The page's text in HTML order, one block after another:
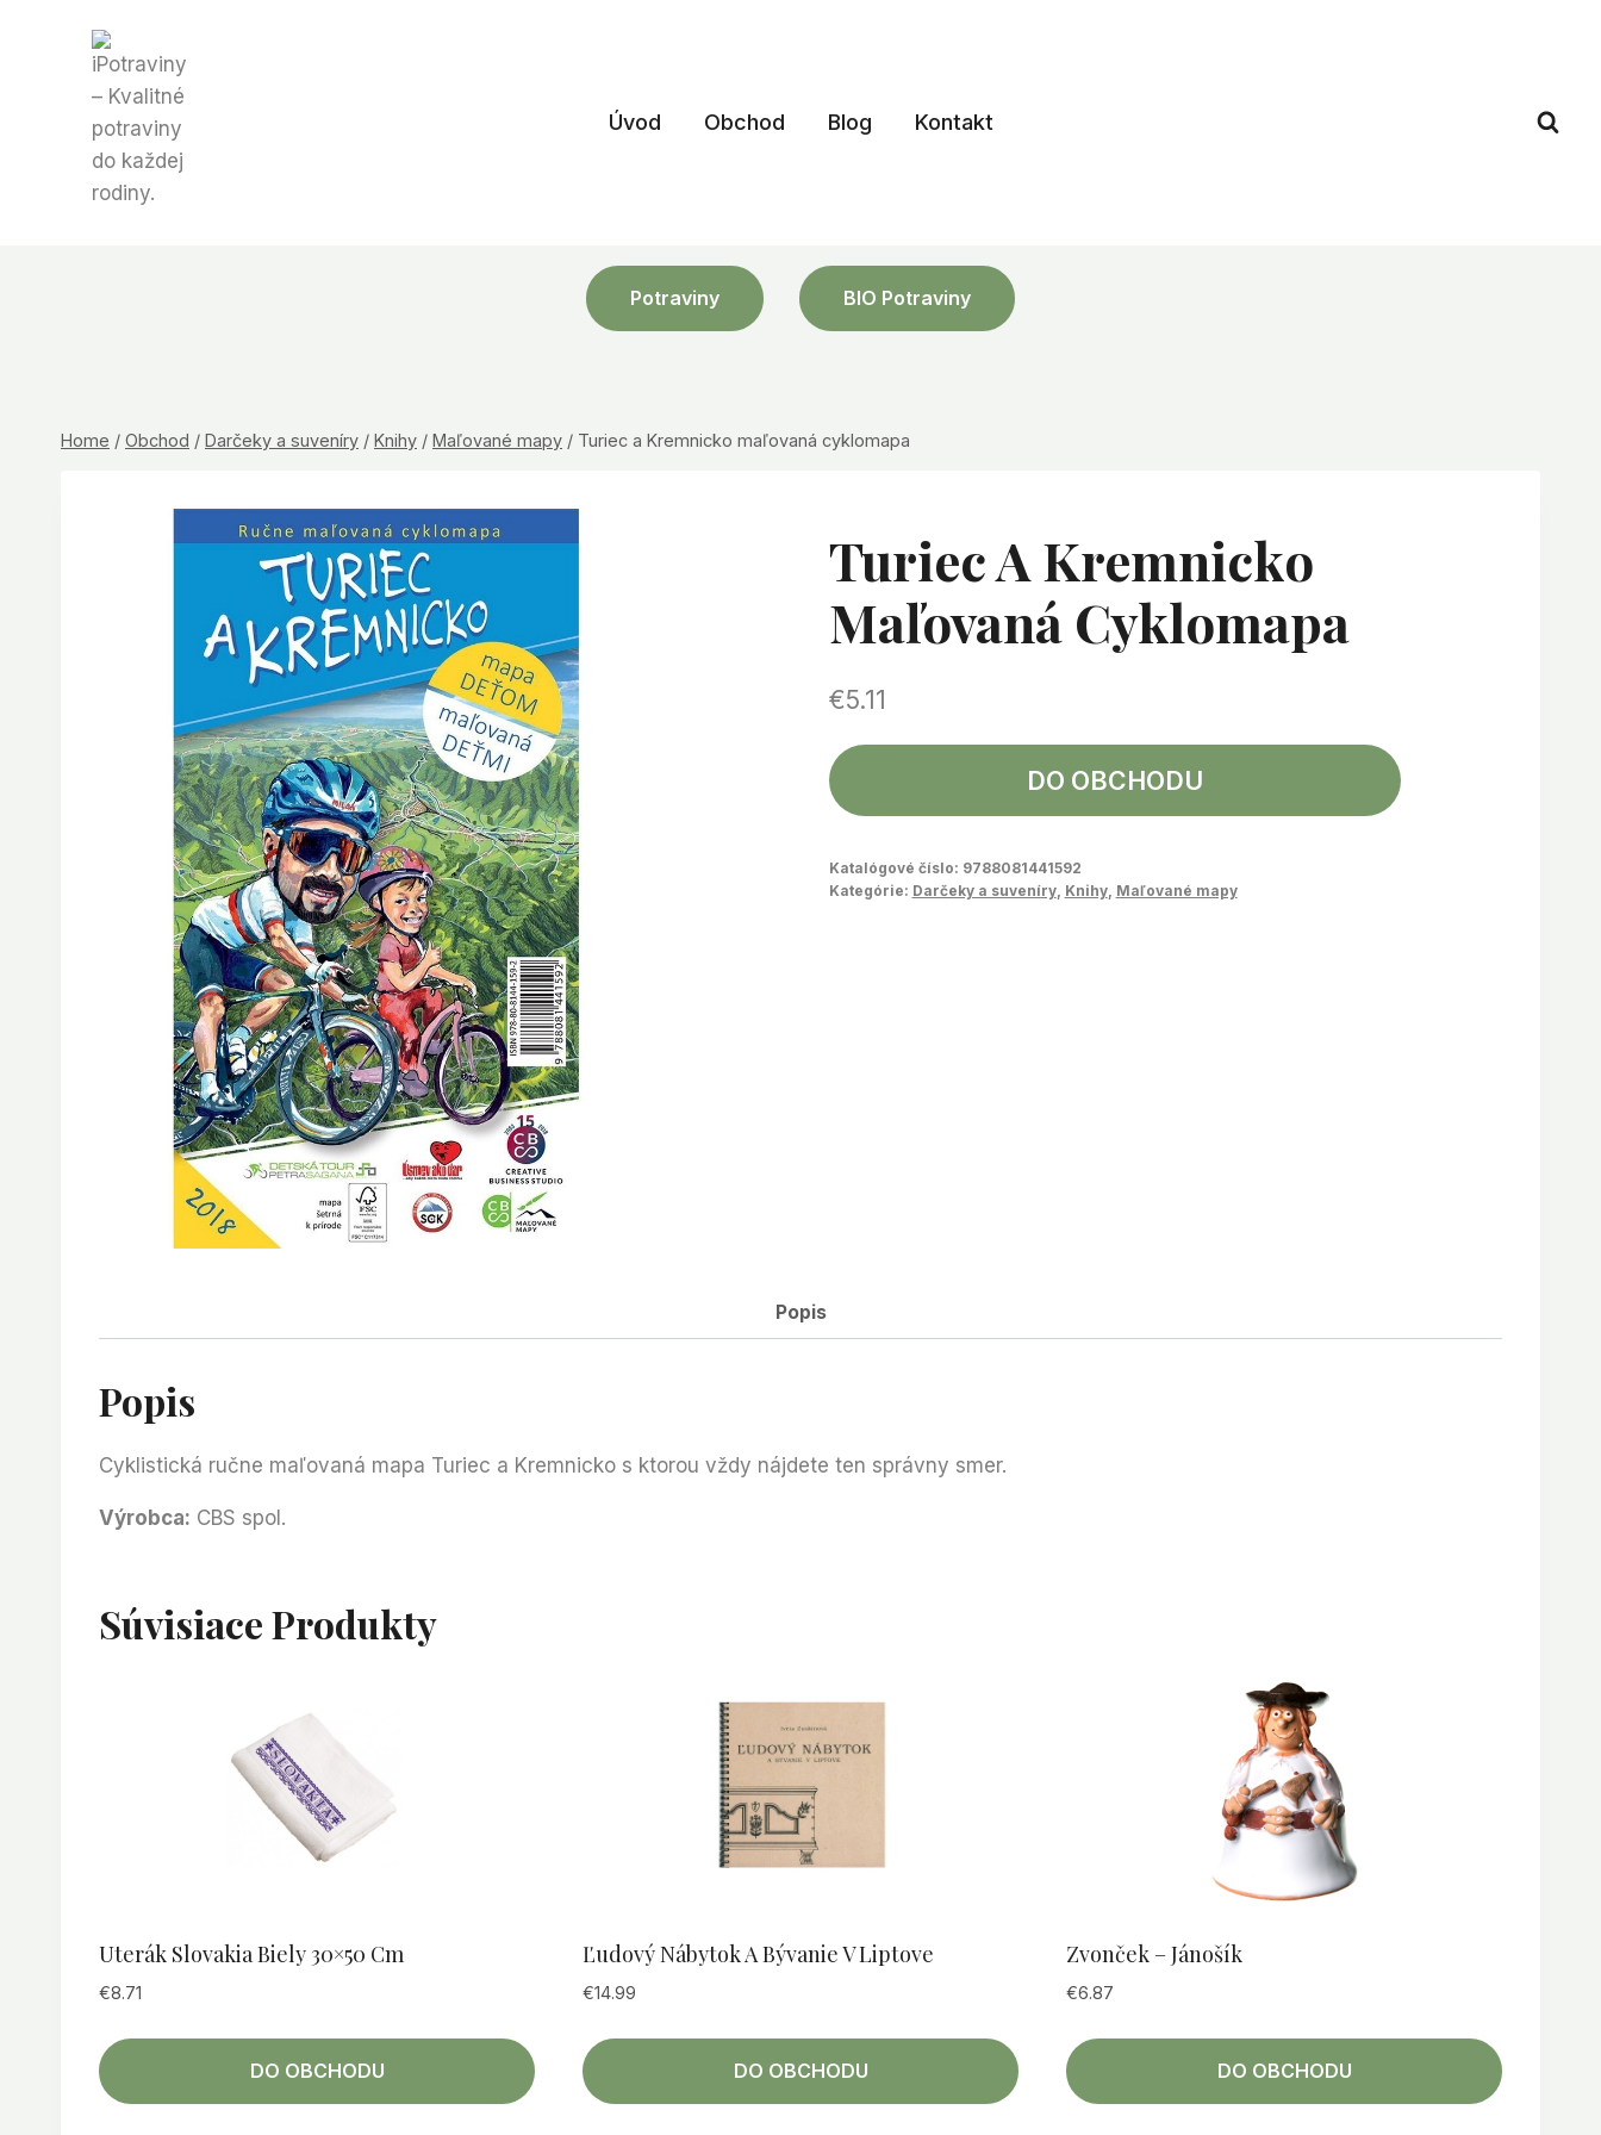
Úvod Obchod Blog Kontakt
Potraviny BIO Potraviny
Home / Obchod / Darčeky a suveníry / Knihy / Maľované mapy / Turiec a Kremnicko maľovaná cyklomapa
Turiec A Kremnicko
Maľovaná Cyklomapa
€5.11
DO OBCHODU
Katalógové číslo: 9788081441592
Kategórie: Darčeky a suveníry, Knihy, Maľované mapy
Popis
Popis
Cyklistická ručne maľovaná mapa Turiec a Kremnicko s ktorou vždy nájdete ten správny smer.
Výrobca: CBS spol.
Súvisiace Produkty
Uterák Slovakia Biely 30×50 Cm
€8.71
DO OBCHODU
Ľudový Nábytok A Bývanie V Liptove
€14.99
DO OBCHODU
Zvonček – Jánošík
€6.87
DO OBCHODU